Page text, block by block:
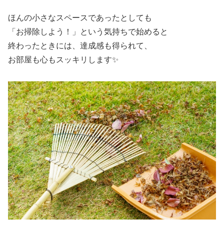
ほんの小さなスペースであったとしても
「お掃除しよう！」という気持ちで始めると
終わったときには、達成感も得られて、
お部屋も心もスッキリします✨